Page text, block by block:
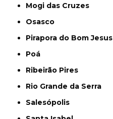
Mogi das Cruzes
Osasco
Pirapora do Bom Jesus
Poá
Ribeirão Pires
Rio Grande da Serra
Salesópolis